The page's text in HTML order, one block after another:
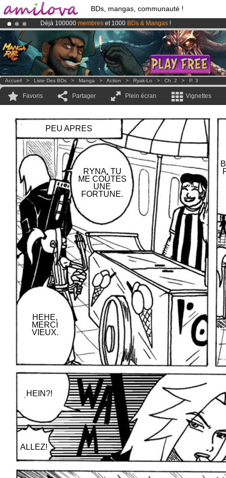
BDs, mangas, communauté !
Déjà 100000 membres et 1000 BDs & Mangas !
Abonnement premium: à partir de3.95 eurospar mois !Clique ici
LeKickstarter Amilova est désormais lancé
Accueil > Liste Des BDs > Manga > Action > Ryak-Lo > Ch. 2 > P. 3
Favoris Partager Plein écran Vignettes
PEU APRES
RYNA, TU
ME COÛTES
UNE
FORTUNE.
HEHE,
MERCI
VIEUX.
HEIN?!
ALLEZ!